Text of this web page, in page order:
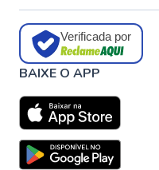
Verificada por
BAIXE O APP